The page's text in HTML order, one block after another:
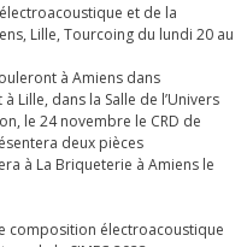
et de la
Lille, Tourcoing du lundi 20 au
à Amiens dans
Lille, dans la Salle de l’Univers
le 24 novembre le CRD de
deux pièces
à La Briqueterie à Amiens le
composition électroacoustique